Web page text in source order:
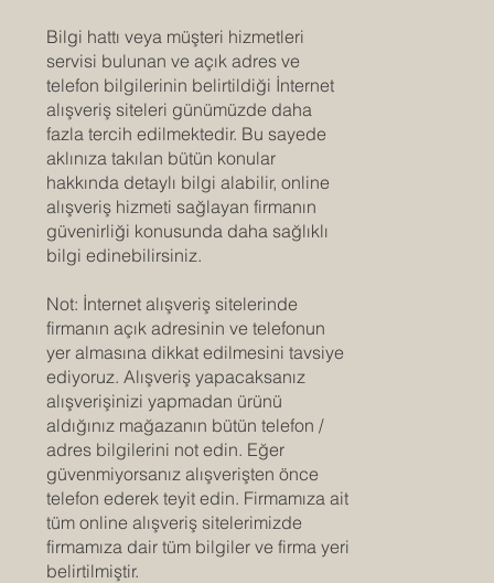
Bilgi hattı veya müşteri hizmetleri
servisi bulunan ve açık adres ve
telefon bilgilerinin belirtildiği İnternet
alışveriş siteleri günümüzde daha
fazla tercih edilmektedir. Bu sayede
aklınıza takılan bütün konular
hakkında detaylı bilgi alabilir, online
alışveriş hizmeti sağlayan firmanın
güvenirliği konusunda daha sağlıklı
bilgi edinebilirsiniz.
Not: İnternet alışveriş sitelerinde
firmanın açık adresinin ve telefonun
yer almasına dikkat edilmesini tavsiye
ediyoruz. Alışveriş yapacaksanız
alışverişinizi yapmadan ürünü
aldığınız mağazanın bütün telefon /
adres bilgilerini not edin. Eğer
güvenmiyorsanız alışverişten önce
telefon ederek teyit edin. Firmamıza ait
tüm online alışveriş sitelerimizde
firmamıza dair tüm bilgiler ve firma yeri
belirtilmiştir.